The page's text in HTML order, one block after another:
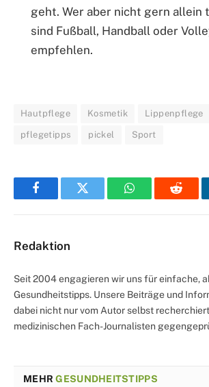
geht. Wer aber nicht gern allein
sind Fußball, Handball oder
empfehlen.
Hautpflege Kosmetik Lippenpflege
pflegetipps pickel Sport
FacebookTwitter WhatsAppReddit
Redaktion
Seit 2004 engagieren wir uns für einfache,
Gesundheitstipps. Unsere Beiträge und
dabei nicht nur vom Autor selbst
medizinischen Fach-Journalisten
MEHRGESUNDHEITSTIPPS